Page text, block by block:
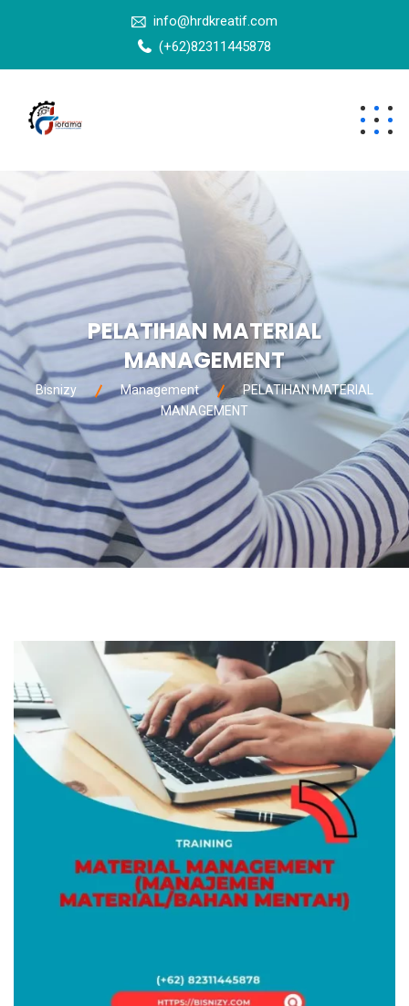
info@hrdkreatif.com
(+62)82311445878
PELATIHAN MATERIAL
MANAGEMENT
Bisnizy Management
PELATIHAN MATERIAL
MANAGEMENT